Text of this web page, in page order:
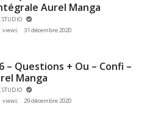
Aurel Manga
STUDIO
views
31 décembre 2020
– Questions + Ou – Confi –
Manga
STUDIO
views
29 décembre 2020